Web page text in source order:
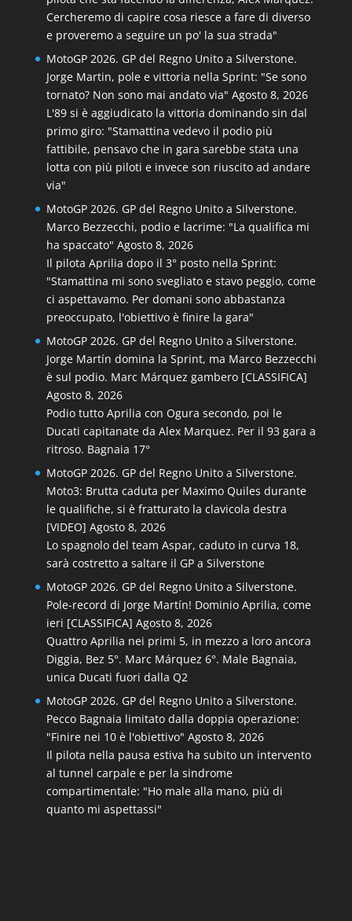
Cercheremo di capire cosa riesce a fare di diverso
e proveremo a seguire un po' la sua strada"
MotoGP 2026. GP del Regno Unito a Silverstone.
Jorge Martin, pole e vittoria nella Sprint: "Se sono
tornato? Non sono mai andato via" Agosto 8, 2026
L'89 si è aggiudicato la vittoria dominando sin dal
primo giro: "Stamattina vedevo il podio più
fattibile, pensavo che in gara sarebbe stata una
lotta con più piloti e invece son riuscito ad andare
via"
MotoGP 2026. GP del Regno Unito a Silverstone.
Marco Bezzecchi, podio e lacrime: "La qualifica mi
ha spaccato" Agosto 8, 2026
Il pilota Aprilia dopo il 3° posto nella Sprint:
"Stamattina mi sono svegliato e stavo peggio, come
ci aspettavamo. Per domani sono abbastanza
preoccupato, l'obiettivo è finire la gara"
MotoGP 2026. GP del Regno Unito a Silverstone.
Jorge Martín domina la Sprint, ma Marco Bezzecchi
è sul podio. Marc Márquez gambero [CLASSIFICA]
Agosto 8, 2026
Podio tutto Aprilia con Ogura secondo, poi le
Ducati capitanate da Alex Marquez. Per il 93 gara a
ritroso. Bagnaia 17°
MotoGP 2026. GP del Regno Unito a Silverstone.
Moto3: Brutta caduta per Maximo Quiles durante
le qualifiche, si è fratturato la clavicola destra
[VIDEO] Agosto 8, 2026
Lo spagnolo del team Aspar, caduto in curva 18,
sarà costretto a saltare il GP a Silverstone
MotoGP 2026. GP del Regno Unito a Silverstone.
Pole-record di Jorge Martín! Dominio Aprilia, come
ieri [CLASSIFICA] Agosto 8, 2026
Quattro Aprilia nei primi 5, in mezzo a loro ancora
Diggia, Bez 5°. Marc Márquez 6°. Male Bagnaia,
unica Ducati fuori dalla Q2
MotoGP 2026. GP del Regno Unito a Silverstone.
Pecco Bagnaia limitato dalla doppia operazione:
"Finire nei 10 è l'obiettivo" Agosto 8, 2026
Il pilota nella pausa estiva ha subito un intervento
al tunnel carpale e per la sindrome
compartimentale: "Ho male alla mano, più di
quanto mi aspettassi"